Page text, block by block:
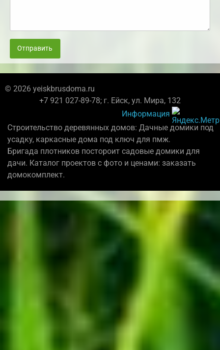
Отправить
© 2026 yeiskbrusdoma.ru
+7 921 027-89-78; г. Ейск, ул. Мира, 132
Информация
Строительство деревянных домов: Дачные домики под
усадку, каркасные дома под ключ для пмж.
Бригада плотников постороит садовые домики для
дачи. Каталог проектов с фото и ценами: заказать
домокомплект.